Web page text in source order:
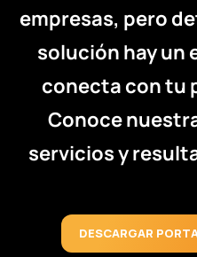
empresas, pero
solución hay un
conecta con tu
Conoce
servicios y
DESCARGAR